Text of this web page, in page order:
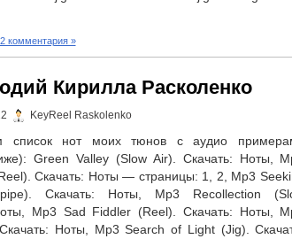
2 комментария »
Кирилла Расколенко
KeyReel Raskolenko
список нот моих тюнов с аудио
Green Valley (Slow Air). Скачать: Ноты,
Скачать: Ноты — страницы: 1, 2, Mp3
Скачать: Ноты, Mp3 Recollection
Mp3 Sad Fiddler (Reel). Скачать: Ноты,
Ноты, Mp3 Search of Light (Jig).